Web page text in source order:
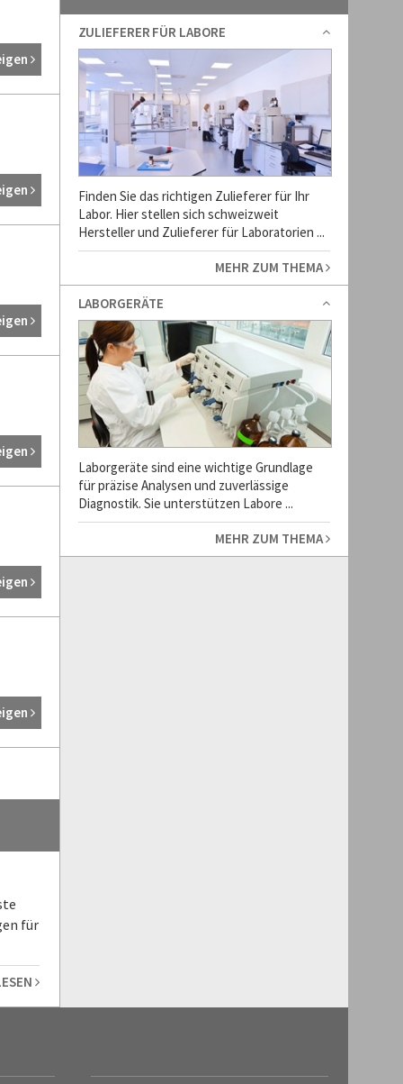
für
ZULIEFERER FÜR LABORE
Finden Sie das richtigen Zulieferer für Ihr
Labor. Hier stellen sich schweizweit
Hersteller und Zulieferer für Laboratorien ...
MEHR ZUM THEMA
LABORGERÄTE
Laborgeräte sind eine wichtige Grundlage
für präzise Analysen und zuverlässige
Diagnostik. Sie unterstützen Labore ...
MEHR ZUM THEMA